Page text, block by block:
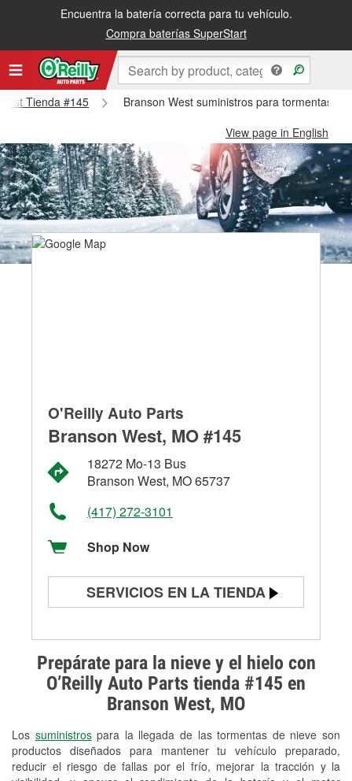
Encuentra la batería correcta para tu vehículo.
Compra baterías SuperStart
Tienda #145
Branson West suministros para tormentas
View page in English
Prepárate para la nieve y el hielo con
O’Reilly Auto Parts tienda #145 en
Branson West, MO
Los suministrospara la llegada de las tormentas de nieve son
productos diseñados para mantener tu vehículo preparado,
reducir el riesgo de fallas por el frío, mejorar la tracción y la
O'Reilly Auto Parts
Branson West, MO #145
18272 Mo-13 Bus
Branson West, MO 65737
(417) 272-3101
Shop Now
SERVICIOS EN LA TIENDA
Prueba de alternadores y
arrancadores
Revisión de la luz "Check Engine"
Reciclaje de baterías y aceite
Instalación de bombillas de faros